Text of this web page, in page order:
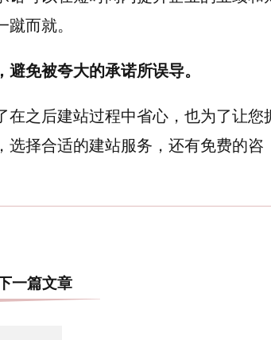
而就。
免被夸大的承诺所误导。
之后建站过程中省心，也为了让您
择合适的建站服务，还有免费的咨
一篇文章